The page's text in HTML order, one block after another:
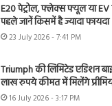
E20 पेट्रोल, फ्लेक्स फ्यूल या EV
पहले जानें किसमें है ज्यादा फायदा
23 July 2026 - 7:41 PM
Triumph की लिमिटेड एडिशन
लाख रुपये कीमत में मिलेंगे
16 July 2026 - 3:17 PM